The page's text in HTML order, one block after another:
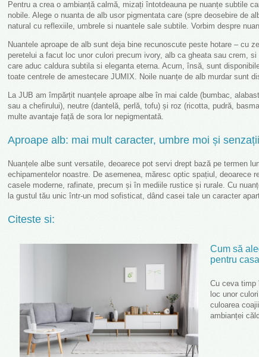
Pentru a crea o ambianță calmă, mizați întotdeauna pe nuanțe subtile
nobile. Alege o nuanta de alb usor pigmentata care (spre deosebire de
natural cu reflexiile, umbrele si nuantele sale subtile. Vorbim despre
Nuantele aproape de alb sunt deja bine recunoscute peste hotare – cu
peretelui a facut loc unor culori precum ivory, alb ca gheata sau crem,
care aduc caldura subtila si eleganta eterna. Acum, însă, sunt
toate centrele de amestecare JUMIX. Noile nuanțe de alb murdar sunt
La JUB am împărțit nuanțele aproape albe în mai calde (bumbac,
sau a chefirului), neutre (dantelă, perlă, tofu) și roz (ricotta, pudră,
multe avantaje față de sora lor nepigmentată.
Aproape alb: mai mult caracter, umbre moi și
Nuanțele albe sunt versatile, deoarece pot servi drept bază pe termen
echipamentelor noastre. De asemenea, măresc optic spațiul, deoarece
casele moderne, rafinate, precum și în mediile rustice și rurale. Cu
la gustul tău unic într-un mod sofisticat, dând casei tale un caracter
Citeste si:
Cum să
pentru
Cu ceva timp
loc unor
culoarea
ambianței